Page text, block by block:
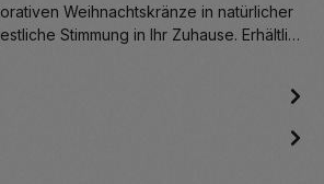
Weihnachtskränze in natürlicher
Stimmung in Ihr Zuhause. Erhältli…